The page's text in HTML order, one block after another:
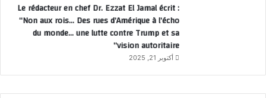
Le rédacteur en chef Dr. Ezzat El Jamal écrit :
“Non aux rois… Des rues d’Amérique à l’écho
du monde… une lutte contre Trump et sa
vision autoritaire”
أكتوبر 21, 2025